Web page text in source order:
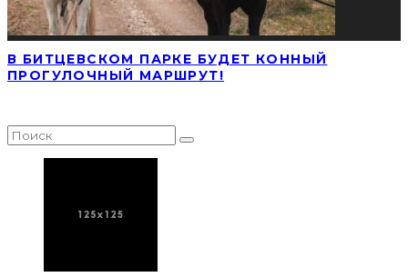
В БИТЦЕВСКОМ ПАРКЕ БУДЕТ КОННЫЙ
ПРОГУЛОЧНЫЙ МАРШРУТ!